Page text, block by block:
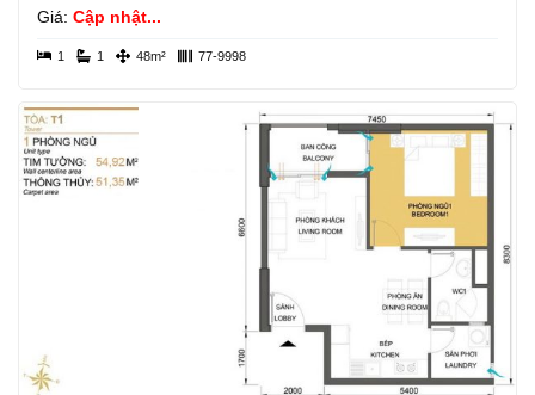
Giá: Cập nhật...
1 1 48m² 77-9998